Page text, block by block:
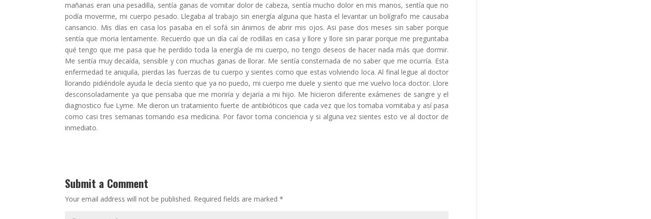
mañanas eran una pesadilla, sentía ganas de vomitar dolor de cabeza, sentía mucho dolor en mis manos, sentía que no
podía moverme, mi cuerpo pesado. Llegaba al trabajo sin energía alguna que hasta el levantar un bolígrafo me causaba
cansancio. Mis días en casa los pasaba en el sofá sin ánimos de abrir mis ojos. Asi pase dos meses sin saber porque
sentía que moria lentamente. Recuerdo que un día caí de rodillas en casa y llore y llore sin parar porque me preguntaba
qué tengo que me pasa que he perdido toda la energía de mi cuerpo, no tengo deseos de hacer nada más que dormir.
Me sentía muy decaída, sensible y con muchas ganas de llorar. Me sentía consternada de no saber que me ocurría. Esta
enfermedad te aniquila, pierdas las fuerzas de tu cuerpo y sientes como que estas volviendo loca. Al final legue al doctor
llorando pidiéndole ayuda le decía siento que ya no puedo, mi cuerpo me duele y siento que me vuelvo loca doctor. Llore
desconsoladamente ya que pensaba que me moriría y dejaría a mi hijo. Me hicieron diferente exámenes de sangre y el
diagnostico fue Lyme. Me dieron un tratamiento fuerte de antibióticos que cada vez que los tomaba vomitaba y así pasa
como casi tres semanas tomando esa medicina. Por favor toma conciencia y si alguna vez sientes esto ve al doctor de
inmediato.
Submit a Comment
Your email address will not be published. Required fields are marked*